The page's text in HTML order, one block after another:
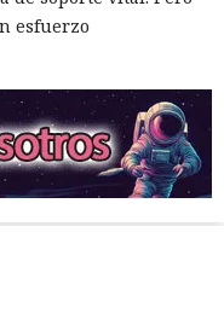
esfuerzo